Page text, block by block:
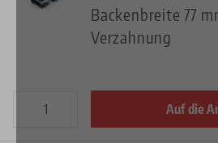
Backenbreite 77
Verzahnung
Auf die